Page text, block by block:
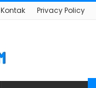
Kontak Privacy Policy